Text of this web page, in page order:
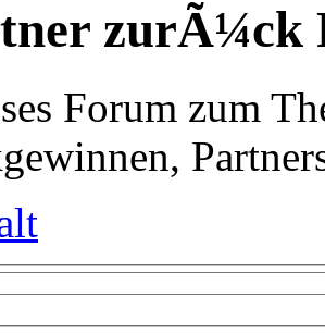
zurÃ¼ck
Forum zum